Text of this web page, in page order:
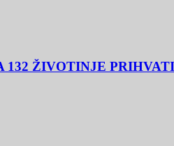
132 ŽIVOTINJE